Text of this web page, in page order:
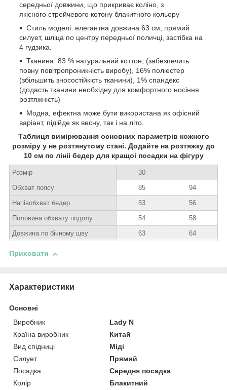
середньої довжини, що прикриває коліно, з
якісного стрейчевого котону блакитного кольору
Стиль моделі: елегантна довжина 63 см, прямий
силует, шліца по центру передньої поличці, застібка на
4 гудзика.
Тканина: 83 % натуральний коттон, (забезпечить
повну повітропроникність виробу), 16% поліестер
(збільшить зносостійкість тканини), 1% спандекс
(додасть тканини необхідну для комфортного носіння
розтяжність)
Модна, ефектна може бути використана як офісний
варіант, підійде як весну, так і на літо.
Таблиця вимірювання основних параметрів кожного
розміру у не розтянутому стані. Додайте на розтяжку до
10 см по лініі бедер для кращоі посадки на фігуру
Розмір
30
Обхват поясу
85
94
Напівобхват бедер
53
56
Половина обхвату подолу
54
58
Довжина по бічному шву
63 64
Приховати
Характеристики
Основні
Виробник
Lady N
Країна виробник
Китай
Вид спідниці
Міді
Силует
Прямий
Посадка
Середня посадка
Колір
Блакитний